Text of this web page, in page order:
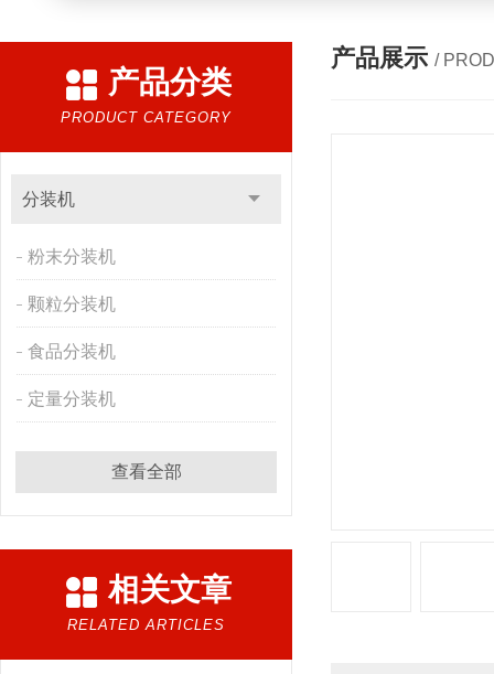
产品分类
PRODUCT CATEGORY
分装机
粉末分装机
颗粒分装机
食品分装机
定量分装机
查看全部
相关文章
RELATED ARTICLES
产品展示 /